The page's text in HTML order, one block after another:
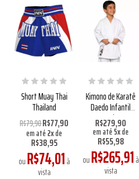
Short Muay Thai
Thailand
R$79,90R$77,90
em até2xde
R$38,95
ouR$74,01à
vista
Kimono de Karatê
Daedo Infantil
Aprovado WKF
R$279,90
em até5xde
R$55,98
ouR$265,91à
vista